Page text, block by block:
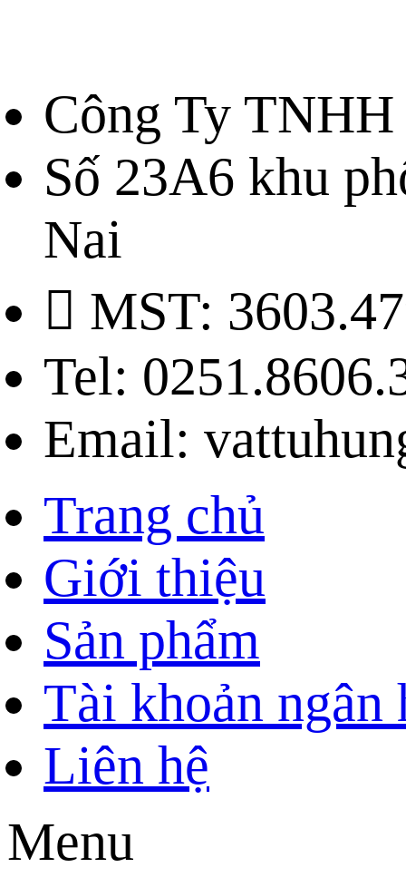
Công Ty
Số 23A6 khu
Nai
MST:
Tel:
Email:
Trang chủ
Giới thiệu
Sản phẩm
Tài khoản ngân
Liên hệ
Menu